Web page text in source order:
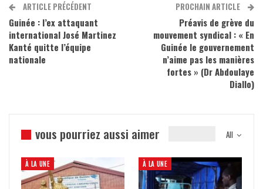
ARTICLE PRÉCÉDENT
Guinée : l’ex attaquant
international José Martinez
Kanté quitte l’équipe
nationale
PROCHAIN ARTICLE
Préavis de grève du
mouvement syndical : « En
Guinée le gouvernement
n’aime pas les manières
fortes » (Dr Abdoulaye
Diallo)
All
vous pourriez aussi aimer
À LA UNE À LA UNE